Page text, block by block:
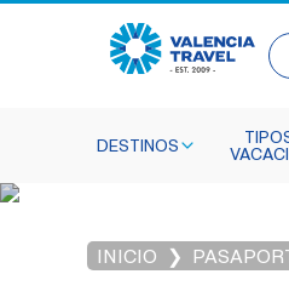
DESTINOS
INICIO